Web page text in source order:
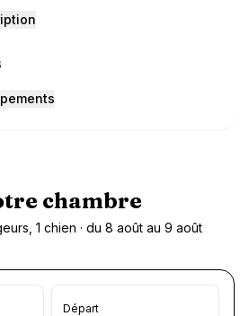
chambre
1 chien · du 8 août au 9 août
Départ